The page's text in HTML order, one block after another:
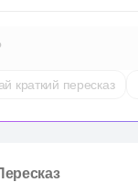
краткий пересказ